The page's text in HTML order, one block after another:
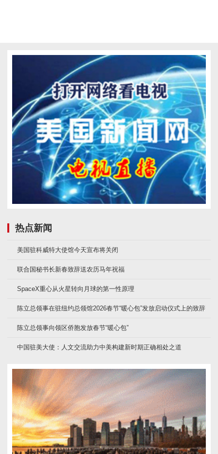
热点新闻
美国驻科威特大使馆今天宣布将关闭
联合国秘书长新春致辞送农历马年祝福
SpaceX重心从火星转向月球的第一性原理
陈立总领事在驻纽约总领馆2026春节“暖心包”发放启动仪式上的致辞
陈立总领事向领区侨胞发放春节“暖心包”
中国驻美大使：人文交流助力中美构建新时期正确相处之道